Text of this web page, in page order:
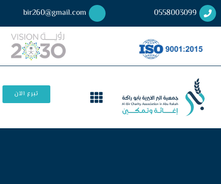
0558003099
bir260@gmail.com
تبرع الآن